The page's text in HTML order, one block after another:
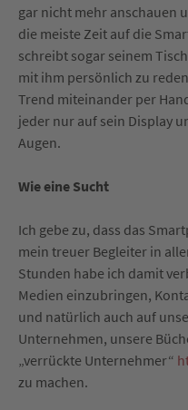
gar nicht mehr anschauen
die meiste Zeit auf die
schreibt sogar seinem
mit ihm persönlich zu
Trend miteinander per
jeder nur auf sein Display
Augen.
Wie eine Sucht
Ich gebe zu, dass das
mein treuer Begleiter in
Stunden habe ich damit
Medien einzubringen,
und natürlich auch auf
Unternehmen, unsere
„verrückte Unternehmer“
zu machen.